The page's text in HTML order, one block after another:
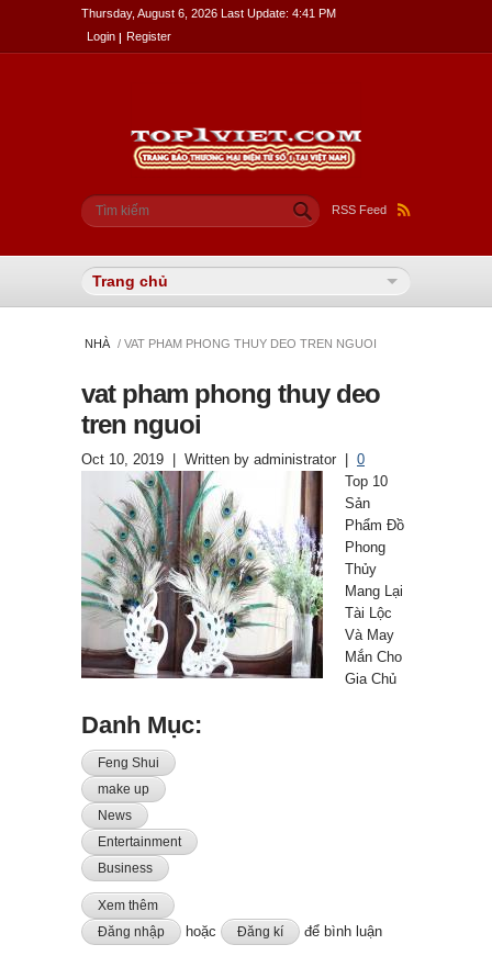
Thursday, August 6, 2026 Last Update: 4:41 PM
Login
Register
RSS Feed
Biểu mẫu tìm kiếm
Tìm kiếm
NHÀ / VAT PHAM PHONG THUY DEO TREN NGUOI
vat pham phong thuy deo
tren nguoi
Oct 10, 2019 | Written by administrator | 0
Top 10
Sản
Phẩm Đồ
Phong
Thủy
Mang Lại
Tài Lộc
Và May
Mắn Cho
Gia Chủ
Danh Mục:
Feng Shui
make up
News
Entertainment
Business
Xem thêm về Top 10 Sản Phẩm Đồ Phong Thủy Mang Lại Tài Lộc
Và May Mắn Cho Gia Chủ
Đăng nhập hoặc Đăng kí để bình luận